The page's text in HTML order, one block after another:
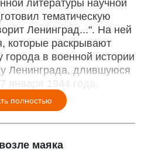
литературы научной
тематическую
Ленинград...". На ней
которые раскрывают
в военной истории
Ленинграда, длившуюся
января 1944 года.
полностью
маяка